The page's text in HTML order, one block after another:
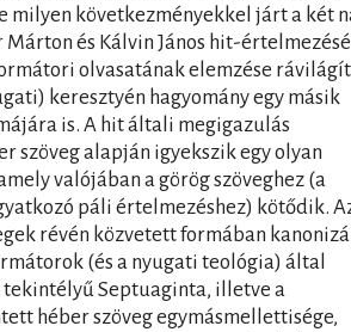
milyen következményekkel járt a két
és Kálvin János hit-
olvasatának elemzése rávilágít
keresztyén hagyomány egy másik
is. A hit általi megigazulás
szöveg alapján igyekszik egy olyan
valójában a görög szöveghez (a
páli értelmezéshez) kötődik.
révén közvetett formában
(és a nyugati teológia) által
Septuaginta, illetve a
héber szöveg egymásmellettisége,